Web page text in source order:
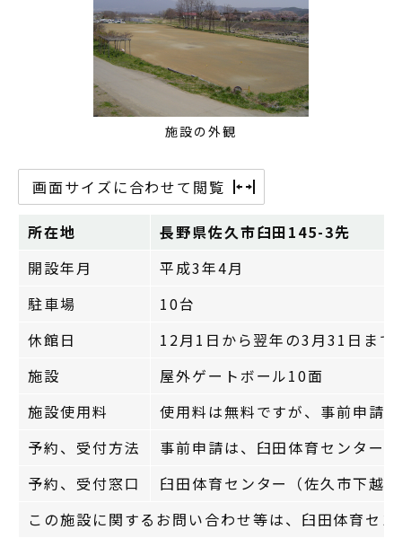
施設の外観
画面サイズに合わせて閲覧
所在地
長野県佐久市臼田145-3先
開設年月
平成3年4月
駐車場
10台
休館日
12月1日から翌年の3月31日まで
施設
屋外ゲートボール10面
施設使用料
使用料は無料ですが、事前申請
予約、受付方法
事前申請は、臼田体育センター
予約、受付窓口
臼田体育センター（佐久市下越
この施設に関するお問い合わせ等は、臼田体育セ